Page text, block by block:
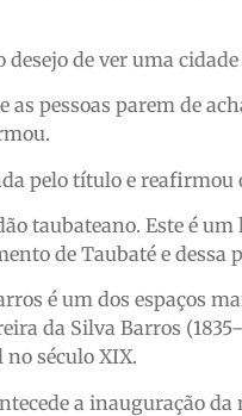
de ver uma
as pessoas parem de
pelo título e reafirmou
taubateano. Este é
de Taubaté e dessa
é um dos espaços
da Silva Barros
no século XIX.
a inauguração